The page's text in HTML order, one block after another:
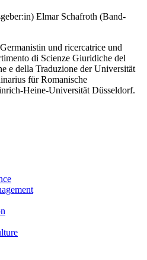
Elmar Schafroth (Band-
und ricercatrice und
di Scienze Giuridiche del
e della Traduzione der Universität
für Romanische
Heine-Universität Düsseldorf.